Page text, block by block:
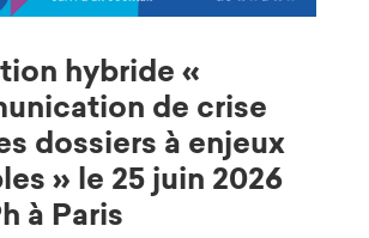
hybride «
de crise
dossiers à enjeux
» le 25 juin 2026
à Paris